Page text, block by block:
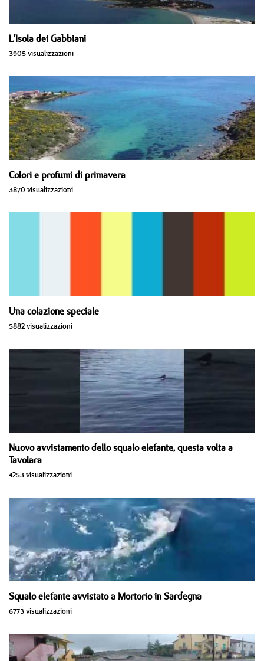
L'Isola dei Gabbiani
3905 visualizzazioni
Colori e profumi di primavera
3870 visualizzazioni
Una colazione speciale
5882 visualizzazioni
Nuovo avvistamento dello squalo elefante, questa volta a
Tavolara
4253 visualizzazioni
Squalo elefante avvistato a Mortorio in Sardegna
6773 visualizzazioni